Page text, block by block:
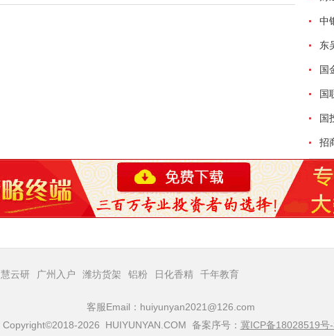
慧云研 广州入户 潍坊货架 铝粉 日化香精 千年教育
客服Email：huiyunyan2021@126.com
Copyright©2018-2026 HUIYUNYAN.COM 备案序号： 冀ICP备18028519号